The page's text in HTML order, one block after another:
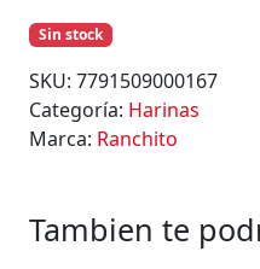
Sin stock
SKU: 7791509000167
Categoría: Harinas
Marca: Ranchito
Tambien te